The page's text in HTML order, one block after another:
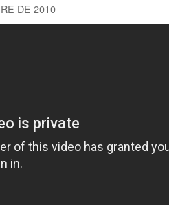
DE 2010